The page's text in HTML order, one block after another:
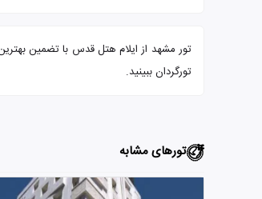
تورگردان ببینید.
تورهای مشابه